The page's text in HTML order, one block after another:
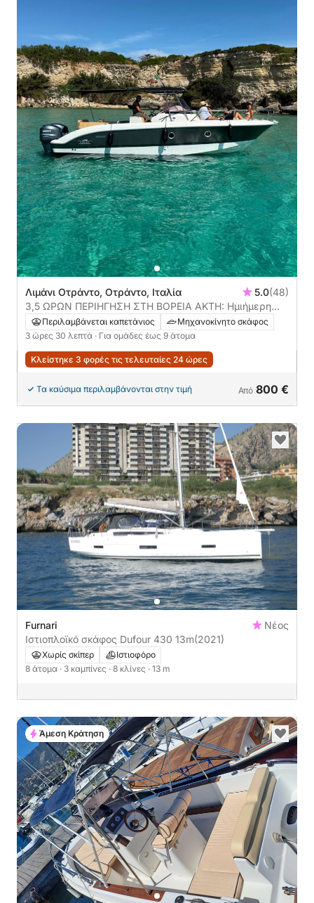
Λιμάνι Οτράντο, Οτράντο, Ιταλία 5.0(48)
3,5 ΩΡΩΝ ΠΕΡΙΗΓΗΣΗ ΣΤΗ ΒΟΡΕΙΑ ΑΚΤΗ: Ημιήμερη
περιήγηση βόρεια του Οτράντο με απεριτίφ
**συνιστάται**
Περιλαμβάνεται καπετάνιος
Μηχανοκίνητο σκάφος
3 ώρες 30 λεπτά · Για ομάδες έως 9 άτομα
Κλείστηκε 3 φορές τις τελευταίες 24 ώρες
Τα καύσιμα περιλαμβάνονται στην τιμή Από 800 €
Furnari
Νέος
Ιστιοπλοϊκό σκάφος Dufour 430 13m(2021)
Χωρίς σκίπερ
Ιστιοφόρο
8 άτομα · 3 καμπίνες · 8 κλίνες · 13 m
Άμεση Κράτηση